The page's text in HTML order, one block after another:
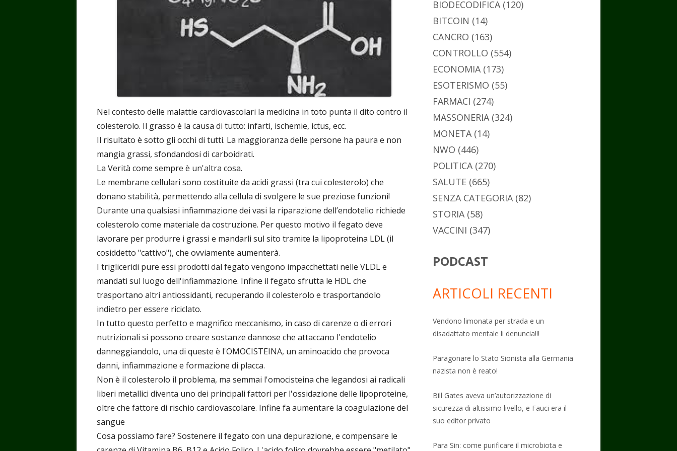
di
Nel contesto delle malattie cardiovascolari la medicina in toto punta il dito contro il
colesterolo. Il grasso è la causa di tutto: infarti, ischemie, ictus, ecc.
Il risultato è sotto gli occhi di tutti. La maggioranza delle persone ha paura e non
mangia grassi, sfondandosi di carboidrati.
La Verità come sempre è un'altra cosa.
Le membrane cellulari sono costituite da acidi grassi (tra cui colesterolo) che
donano stabilità, permettendo alla cellula di svolgere le sue preziose funzioni!
Durante una qualsiasi infiammazione dei vasi la riparazione dell’endotelio richiede
colesterolo come materiale da costruzione. Per questo motivo il fegato deve
lavorare per produrre i grassi e mandarli sul sito tramite la lipoproteina LDL (il
cosiddetto "cattivo"), che ovviamente aumenterà.
I trigliceridi pure essi prodotti dal fegato vengono impacchettati nelle VLDL e
mandati sul luogo dell'infiammazione. Infine il fegato sfrutta le HDL che
trasportano altri antiossidanti, recuperando il colesterolo e trasportandolo
indietro per essere riciclato.
In tutto questo perfetto e magnifico meccanismo, in caso di carenze o di errori
nutrizionali si possono creare sostanze dannose che attaccano l'endotelio
danneggiandolo, una di queste è l'OMOCISTEINA, un aminoacido che provoca
danni, infiammazione e formazione di placca.
Non è il colesterolo il problema, ma semmai l'omocisteina che legandosi ai radicali
liberi metallici diventa uno dei principali fattori per l'ossidazione delle lipoproteine,
oltre che fattore di rischio cardiovascolare. Infine fa aumentare la coagulazione del
sangue
Cosa possiamo fare? Sostenere il fegato con una depurazione, e compensare le
BIODECODIFICA(120)
BITCOIN (14)
CANCRO (163)
CONTROLLO (554)
ECONOMIA(173)
ESOTERISMO (55)
FARMACI (274)
MASSONERIA(324)
MONETA(14)
NWO (446)
POLITICA(270)
SALUTE (665)
SENZA CATEGORIA(82)
STORIA(58)
VACCINI (347)
PODCAST
ARTICOLI RECENTI
Vendono limonata per strada e un
disadattato mentale li denuncia!!!
Paragonare lo Stato Sionista alla Germania
nazista non è reato!
Bill Gates aveva un’autorizzazione di
sicurezza di altissimo livello, e Fauci era il
suo editor privato
Para Sin: come purificare il microbiota e